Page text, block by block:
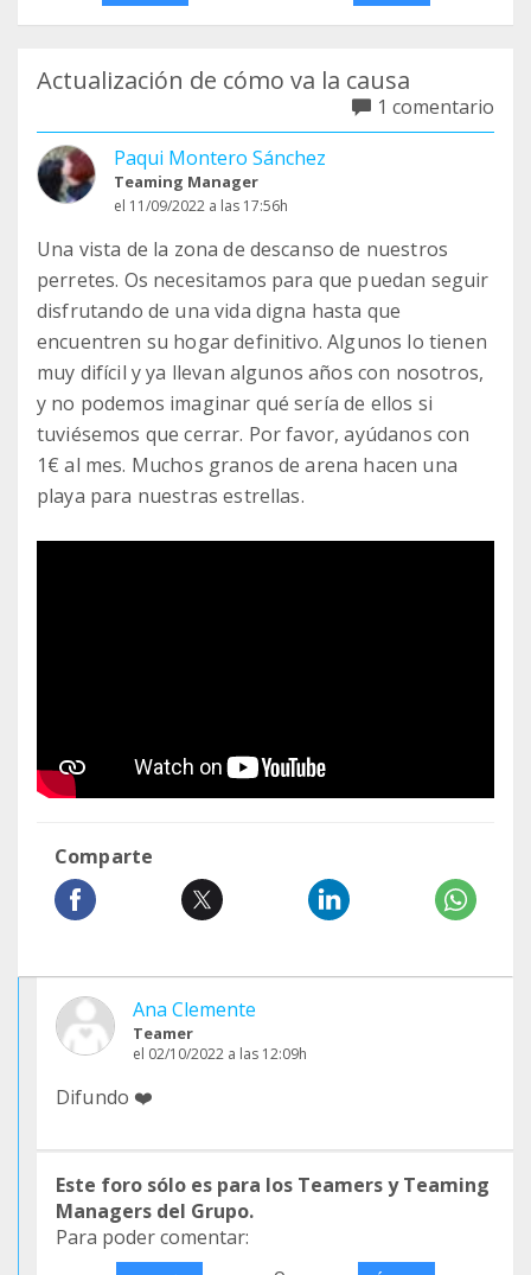
Actualización de cómo va la causa
1 comentario
Paqui Montero Sánchez
Teaming Manager
el 11/09/2022 a las 17:56h
Una vista de la zona de descanso de nuestros
perretes. Os necesitamos para que puedan seguir
disfrutando de una vida digna hasta que
encuentren su hogar definitivo. Algunos lo tienen
muy difícil y ya llevan algunos años con nosotros,
y no podemos imaginar qué sería de ellos si
tuviésemos que cerrar. Por favor, ayúdanos con
1€ al mes. Muchos granos de arena hacen una
playa para nuestras estrellas.
Comparte
Ana Clemente
Teamer
el 02/10/2022 a las 12:09h
Difundo ❤️
Este foro sólo es para los Teamers y Teaming
Managers del Grupo.
Para poder comentar: